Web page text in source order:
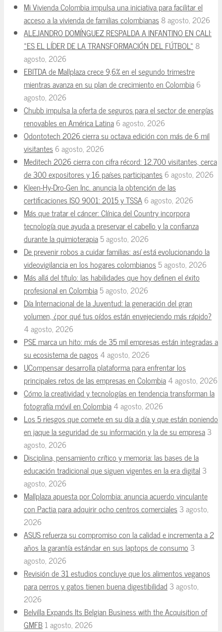
Mi Vivienda Colombia impulsa una iniciativa para facilitar el
acceso a la vivienda de familias colombianas8 agosto, 2026
ALEJANDRO DOMÍNGUEZ RESPALDA A INFANTINO EN CALI:
«ES EL LÍDER DE LA TRANSFORMACIÓN DEL FÚTBOL» 8
agosto, 2026
EBITDA de Mallplaza crece 9,6% en el segundo trimestre
mientras avanza en su plan de crecimiento en Colombia6
agosto, 2026
Chubb impulsa la oferta de seguros para el sector de energías
renovables en América Latina6 agosto, 2026
Odontotech 2026 cierra su octava edición con más de 6 mil
visitantes6 agosto, 2026
Meditech 2026 cierra con cifra récord: 12.700 visitantes, cerca
de 300 expositores y 16 países participantes6 agosto, 2026
Kleen-Hy-Dro-Gen Inc. anuncia la obtención de las
certificaciones ISO 9001: 2015 y TSSA6 agosto, 2026
Más que tratar el cáncer: Clínica del Country incorpora
tecnología que ayuda a preservar el cabello y la confianza
durante la quimioterapia5 agosto, 2026
De prevenir robos a cuidar familias: así está evolucionando la
videovigilancia en los hogares colombianos5 agosto, 2026
Más allá del título: las habilidades que hoy definen el éxito
profesional en Colombia5 agosto, 2026
Día Internacional de la Juventud: la generación del gran
volumen, ¿por qué tus oídos están envejeciendo más rápido?
4 agosto, 2026
PSE marca un hito: más de 35 mil empresas están integradas a
su ecosistema de pagos4 agosto, 2026
UCompensar desarrolla plataforma para enfrentar los
principales retos de las empresas en Colombia4 agosto, 2026
Cómo la creatividad y tecnologías en tendencia transforman la
fotografía móvil en Colombia4 agosto, 2026
Los 5 riesgos que comete en su día a día y que están poniendo
en jaque la seguridad de su información y la de su empresa3
agosto, 2026
Disciplina, pensamiento crítico y memoria: las bases de la
educación tradicional que siguen vigentes en la era digital 3
agosto, 2026
Mallplaza apuesta por Colombia: anuncia acuerdo vinculante
con Pactia para adquirir ocho centros comerciales3 agosto,
2026
ASUS refuerza su compromiso con la calidad e incrementa a 2
años la garantía estándar en sus laptops de consumo 3
agosto, 2026
Revisión de 31 estudios concluye que los alimentos veganos
para perros y gatos tienen buena digestibilidad 3 agosto,
2026
Belvilla Expands Its Belgian Business with the Acquisition of
GMFB1 agosto, 2026